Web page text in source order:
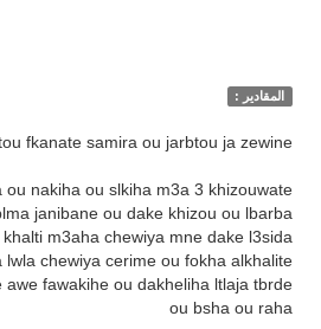
المقادير :
fkanate samira ou jarbtou ja zewine
nakiha ou slkiha m3a 3 khizouwate
janibane ou dake khizou ou lbarba
m3aha chewiya mne dake l3sida
chewiya cerime ou fokha alkhalite
fawakihe ou dakheliha ltlaja tbrde
ou bsha ou raha